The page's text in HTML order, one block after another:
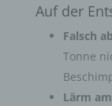
Auf der
Falsch
Tonne
Lärm